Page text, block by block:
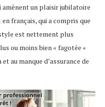
amènent un plaisir jubilatoire
français, qui a compris que
est nettement plus
ou moins bien « fagotée «
au manque d’assurance de